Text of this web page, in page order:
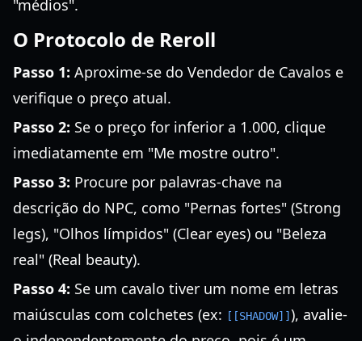
"médios".
O Protocolo de Reroll
Passo 1: Aproxime-se do Vendedor de Cavalos e
verifique o preço atual.
Passo 2: Se o preço for inferior a 1.000, clique
imediatamente em "Me mostre outro".
Passo 3: Procure por palavras-chave na
descrição do NPC, como "Pernas fortes" (Strong
legs), "Olhos límpidos" (Clear eyes) ou "Beleza
real" (Real beauty).
Passo 4: Se um cavalo tiver um nome em letras
maiúsculas com colchetes (ex:
[[SHADOW]] ), avalie-